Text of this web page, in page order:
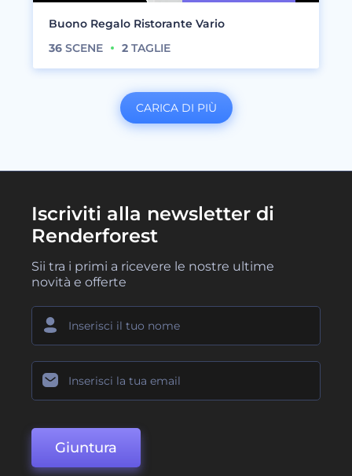
Buono Regalo Ristorante Vario
36 SCENE 2 TAGLIE
CARICA DI PIÙ
Iscriviti alla newsletter di
Renderforest
Sii tra i primi a ricevere le nostre ultime
novità e offerte
Giuntura